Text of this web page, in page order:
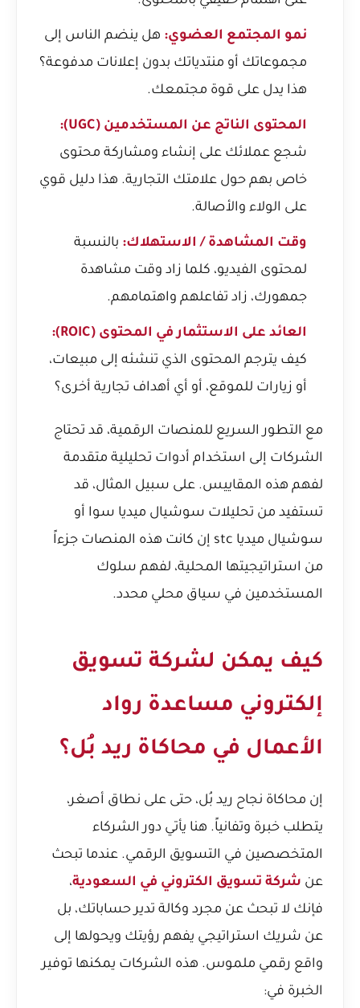
نمو المجتمع العضوي: هل ينضم الناس إلى
مجموعاتك أو منتدياتك بدون إعلانات مدفوعة؟
هذا يدل على قوة مجتمعك.
المحتوى الناتج عن المستخدمين (UGC):
شجع عملائك على إنشاء ومشاركة محتوى
خاص بهم حول علامتك التجارية. هذا دليل قوي
على الولاء والأصالة.
وقت المشاهدة / الاستهلاك: بالنسبة
لمحتوى الفيديو، كلما زاد وقت مشاهدة
جمهورك، زاد تفاعلهم واهتمامهم.
العائد على الاستثمار في المحتوى (ROIC):
كيف يترجم المحتوى الذي تنشئه إلى مبيعات،
أو زيارات للموقع، أو أي أهداف تجارية أخرى؟
مع التطور السريع للمنصات الرقمية، قد تحتاج
الشركات إلى استخدام أدوات تحليلية متقدمة
لفهم هذه المقاييس. على سبيل المثال، قد
تستفيد من تحليلات سوشيال ميديا سوا أو
سوشيال ميديا stc
إن كانت هذه المنصات جزءاً
من استراتيجيتها المحلية، لفهم سلوك
المستخدمين في سياق محلي محدد.
كيف يمكن لشركة تسويق
إلكتروني مساعدة رواد
الأعمال في محاكاة ريد بُل؟
إن محاكاة نجاح ريد بُل، حتى على نطاق أصغر،
يتطلب خبرة وتفانياً. هنا يأتي دور الشركاء
المتخصصين في التسويق الرقمي. عندما تبحث
عن شركة تسويق الكتروني في السعودية،
فإنك لا تبحث عن مجرد وكالة تدير حساباتك، بل
عن شريك استراتيجي يفهم رؤيتك ويحولها إلى
واقع رقمي ملموس. هذه الشركات يمكنها توفير
الخبرة في: